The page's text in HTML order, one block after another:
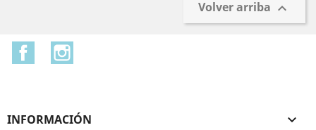
Volver arriba 
Facebook
INFORMACIÓN 